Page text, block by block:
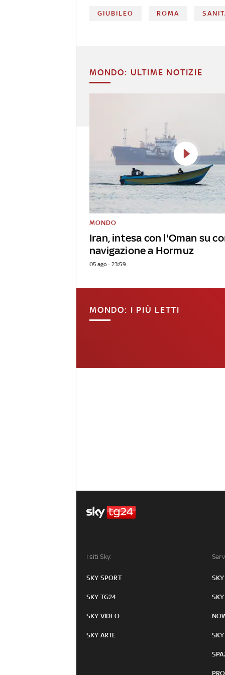
GIUBILEO ROMA
MONDO: ULTIME NOTIZIE
Iran, intesa con l'Oman su
navigazione a Hormuz
MONDO
05 ago - 23:59
MONDO: I PIÙ LETTI
I siti Sky:
SKY SPORT
SKY TG24
SKY VIDEO
SKY ARTE